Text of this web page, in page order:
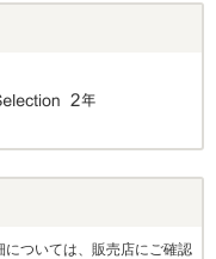
については、販売店にご確認